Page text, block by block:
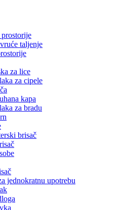
prostorije
taljenje
​​za lice
za cipele
kapa
za bradu
brisač
jednokratnu upotrebu